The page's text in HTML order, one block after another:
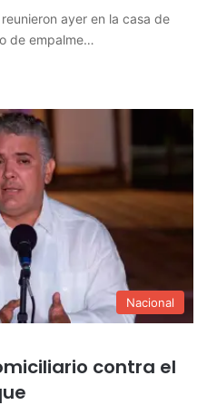
ayer en la casa de
de empalme…
Nacional
contra el